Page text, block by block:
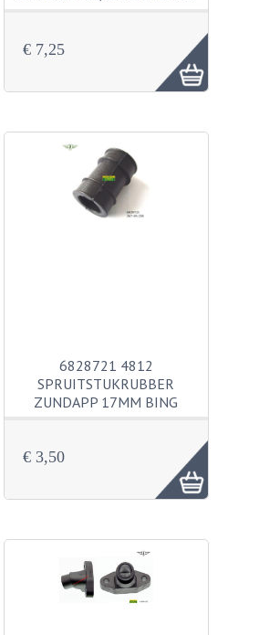
€ 7,25
6828721 4812
SPRUITSTUKRUBBER
ZUNDAPP 17MM BING
€ 3,50